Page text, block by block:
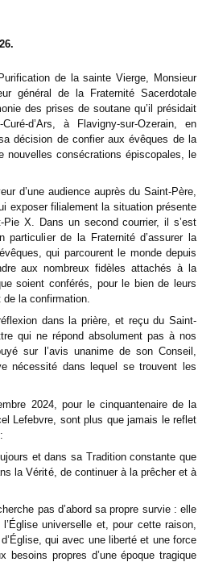
de la sainte Vierge, Monsieur
général de la Fraternité Sacerdotale
des prises de soutane qu’il présidait
à Flavigny-sur-Ozerain, en
décision de confier aux évêques de la
nouvelles consécrations épiscopales, le
d’une audience auprès du Saint-Père,
exposer filialement la situation présente
X. Dans un second courrier, il s’est
particulier de la Fraternité d’assurer la
qui parcourent le monde depuis
aux nombreux fidèles attachés à la
soient conférés, pour le bien de leurs
de la confirmation.
dans la prière, et reçu du Saint-
qui ne répond absolument pas à nos
sur l’avis unanime de son Conseil,
nécessité dans lequel se trouvent les
2024, pour le cinquantenaire de la
Lefebvre, sont plus que jamais le reflet
et dans sa Tradition constante que
la Vérité, de continuer à la prêcher et à
pas d’abord sa propre survie : elle
universelle et, pour cette raison,
qui avec une liberté et une force
besoins propres d’une époque tragique